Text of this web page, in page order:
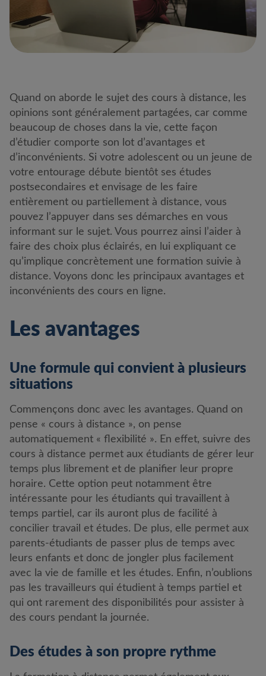
Quand on aborde le sujet des cours à distance, les
opinions sont généralement partagées, car comme
beaucoup de choses dans la vie, cette façon
d’étudier comporte son lot d’avantages et
d’inconvénients. Si votre adolescent ou un jeune de
votre entourage débute bientôt ses études
postsecondaires et envisage de les faire
entièrement ou partiellement à distance, vous
pouvez l’appuyer dans ses démarches en vous
informant sur le sujet. Vous pourrez ainsi l’aider à
faire des choix plus éclairés, en lui expliquant ce
qu’implique concrètement une formation suivie à
distance. Voyons donc les principaux avantages et
inconvénients des cours en ligne.
Les avantages
Une formule qui convient à plusieurs
situations
Commençons donc avec les avantages. Quand on
pense « cours à distance », on pense
automatiquement « flexibilité ». En effet, suivre des
cours à distance permet aux étudiants de gérer leur
temps plus librement et de planifier leur propre
horaire. Cette option peut notamment être
intéressante pour les étudiants qui travaillent à
temps partiel, car ils auront plus de facilité à
concilier travail et études. De plus, elle permet aux
parents-étudiants de passer plus de temps avec
leurs enfants et donc de jongler plus facilement
avec la vie de famille et les études. Enfin, n’oublions
pas les travailleurs qui étudient à temps partiel et
qui ont rarement des disponibilités pour assister à
des cours pendant la journée.
Des études à son propre rythme